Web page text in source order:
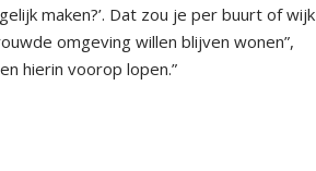
maken?’. Dat zou je per buurt of wijk
omgeving willen blijven wonen”,
hierin voorop lopen.”